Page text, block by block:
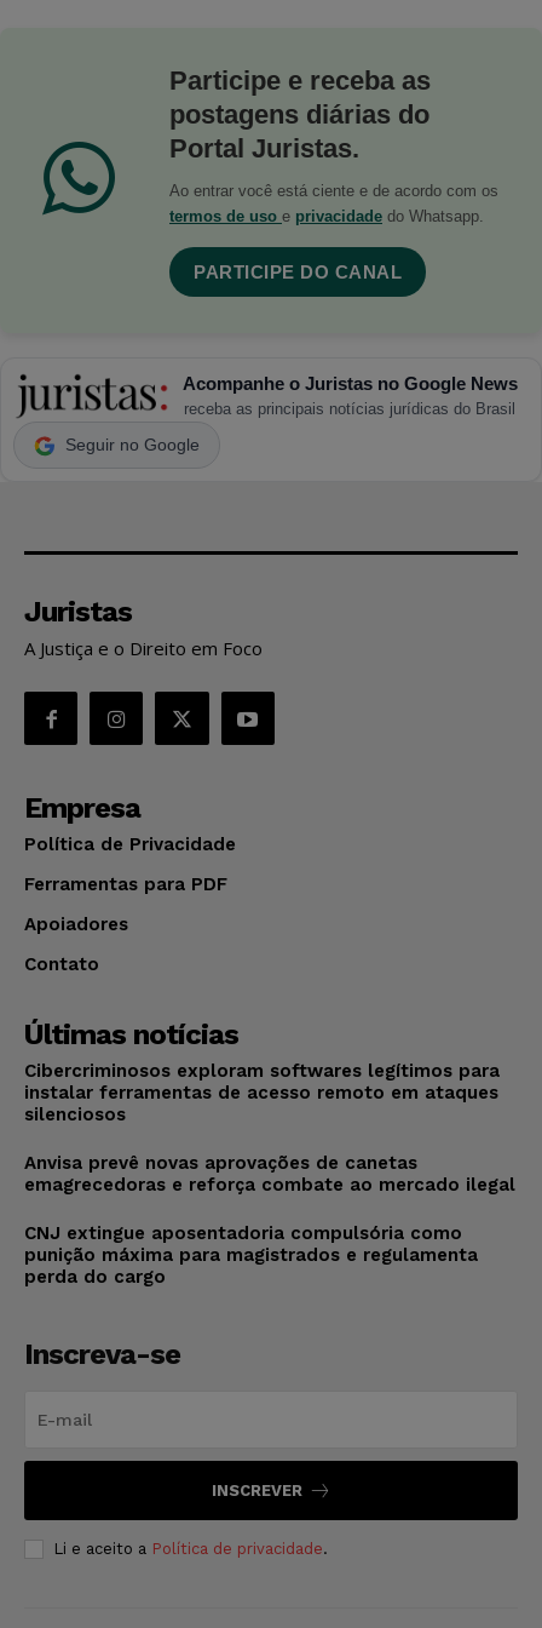
Participe e receba as
postagens diárias do
Portal Juristas.
Ao entrar você está ciente e de acordo com os
termos de uso e privacidade do Whatsapp.
PARTICIPE DO CANAL
Acompanhe o Juristas no Google News
receba as principais notícias jurídicas do Brasil
Seguir no Google
Juristas
A Justiça e o Direito em Foco
Empresa
Política de Privacidade
Ferramentas para PDF
Apoiadores
Contato
Últimas notícias
Cibercriminosos exploram softwares legítimos para
instalar ferramentas de acesso remoto em ataques
silenciosos
Anvisa prevê novas aprovações de canetas
emagrecedoras e reforça combate ao mercado ilegal
CNJ extingue aposentadoria compulsória como
punição máxima para magistrados e regulamenta
perda do cargo
Inscreva-se
INSCREVER
Li e aceito a Política de privacidade.